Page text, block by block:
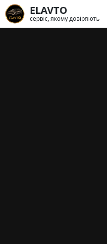
ELAVTO
сервіс, якому довіряють